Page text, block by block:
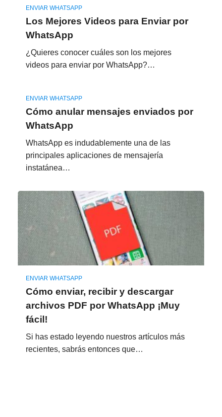
ENVIAR WHATSAPP
Los Mejores Videos para Enviar por
WhatsApp
¿Quieres conocer cuáles son los mejores
videos para enviar por WhatsApp?…
ENVIAR WHATSAPP
Cómo anular mensajes enviados por
WhatsApp
WhatsApp es indudablemente una de las
principales aplicaciones de mensajería
instatánea…
ENVIAR WHATSAPP
Cómo enviar, recibir y descargar
archivos PDF por WhatsApp ¡Muy
fácil!
Si has estado leyendo nuestros artículos más
recientes, sabrás entonces que…